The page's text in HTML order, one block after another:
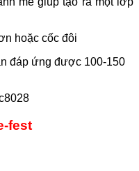
hoặc cốc đôi
đáp ứng được 100-150